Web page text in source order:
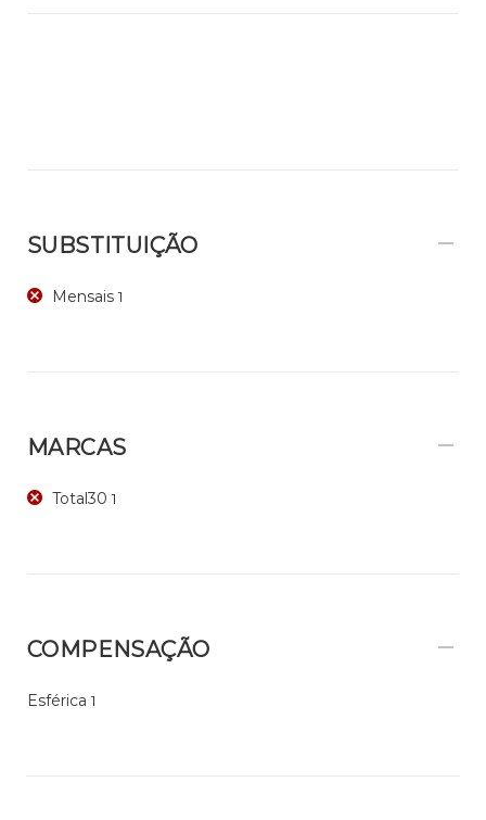
SUBSTITUIÇÃO
Mensais 1
MARCAS
Total30 1
COMPENSAÇÃO
Esférica 1